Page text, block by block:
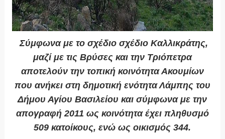
Σύμφωνα με το σχέδιο σχέδιο Καλλικράτης,
μαζί με τις Βρύσες και την Τριόπετρα
αποτελούν την τοπική κοινότητα Ακουμίων
που ανήκει στη δημοτική ενότητα Λάμπης του
Δήμου Αγίου Βασιλείου και σύμφωνα με την
απογραφή 2011 ως κοινότητα έχει πληθυσμό
509 κατοίκους, ενώ ως οικισμός 344.